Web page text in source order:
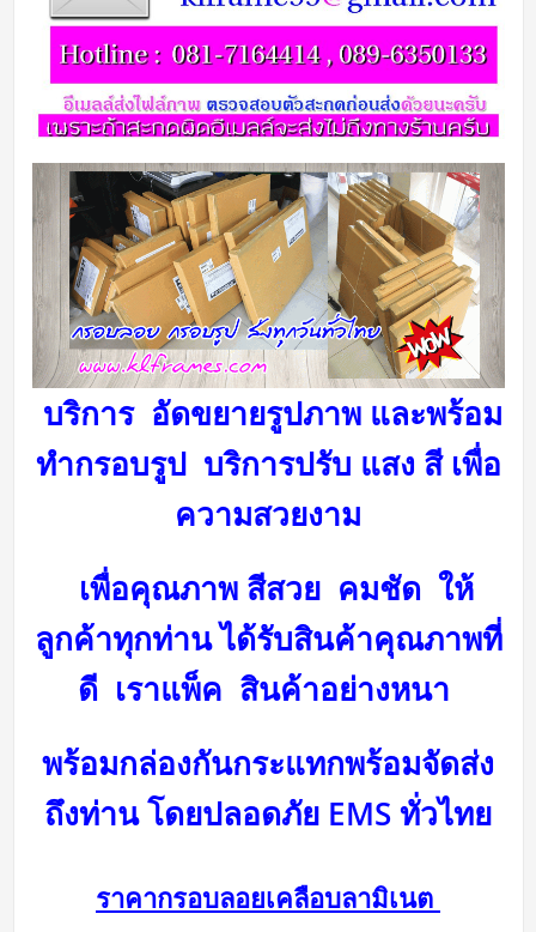
บริการ อัดขยายรูปภาพ และพร้อม
ทำกรอบรูป บริการปรับ แสง สี เพื่อ
ความสวยงาม
เพื่อคุณภาพ สีสวย คมชัด ให้
ลูกค้าทุกท่าน ได้รับสินค้าคุณภาพที่
ดี เราแพ็ค สินค้าอย่างหนา
พร้อมกล่องกันกระแทกพร้อมจัดส่ง
ถึงท่าน โดยปลอดภัย EMS ทั่วไทย
ราคากรอบลอยเคลือบลามิเนต